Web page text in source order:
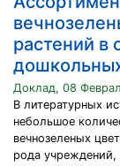
растений в
Доклад, 08
В литературных
небольшое
вечнозеленых
рода